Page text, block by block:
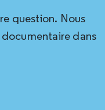
question. Nous
dans